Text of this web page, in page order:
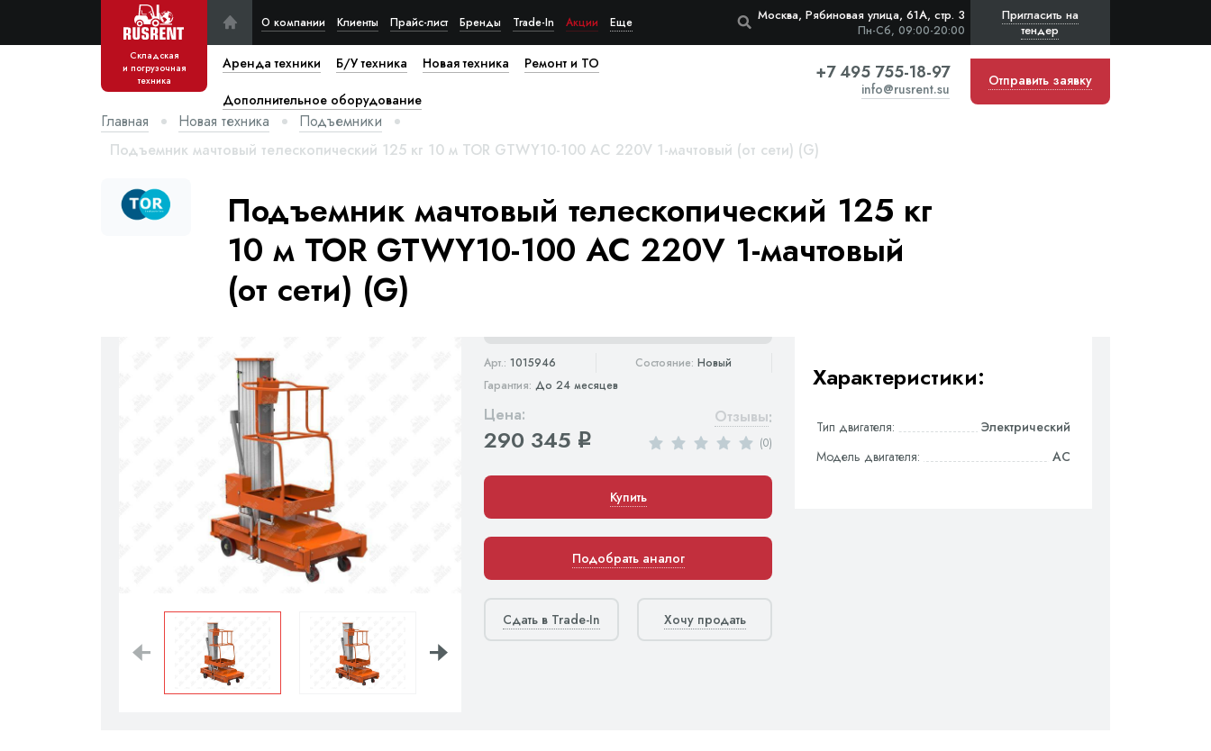
Складская
и погрузочная
техника
О компании Клиенты Прайс-лист Бренды Trade-In Акции Еще Москва, Рябиновая улица, 61А, стр. 3
Пн-Сб, 09:00-20:00
Пригласить на
тендер
Аренда техники Б/У техника Новая техника Ремонт и ТО
Дополнительное оборудование
+7 495 755-18-97
info@rusrent.su Отправить заявку
Главная Новая техника
Подъемники
Подъемник мачтовый телескопический 125 кг 10 м TOR GTWY10-100 AC 220V 1-мачтовый (от сети) (G)
Подъемник мачтовый телескопический 125 кг
10 м TOR GTWY10-100 AC 220V 1-мачтовый
(от сети) (G)
Арт.: 1015946 Состояние:Новый
Гарантия: До 24 месяцев
Цена:
290 345 q
Отзывы:
(0)
Купить
Подобрать аналог
Сдать в Trade-In Хочу продать
Характеристики:
Тип двигателя:
Электрический
Модель двигателя:
AC